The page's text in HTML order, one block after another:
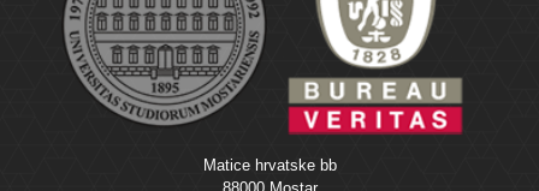
Matice hrvatske bb